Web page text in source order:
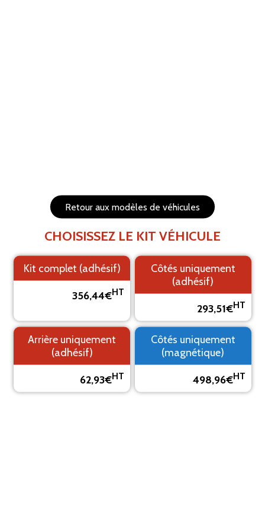
Retour aux modèles de véhicules
CHOISISSEZ LE KIT VÉHICULE
Kit complet (adhésif)
356,44€HT
Côtés uniquement
(adhésif)
293,51€HT
Arrière uniquement
(adhésif)
62,93€HT
Côtés uniquement
(magnétique)
498,96€HT
1. Fond 2. Logo 3. Texte 4. Aperçu
PRÉVISUALISEZ VOTRE MARQUAGE ADHÉSIF